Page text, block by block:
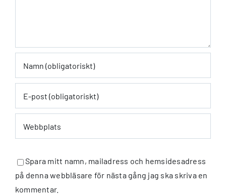
Spara mitt namn, mailadress och hemsidesadress
på denna webbläsare för nästa gång jag ska skriva en
kommentar.